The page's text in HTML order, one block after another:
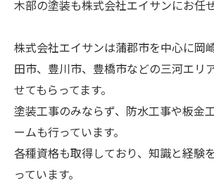
木部の塗装も株式会社エイサンにお任
株式会社エイサンは蒲郡市を中心に岡
田市、豊川市、豊橋市などの三河エリ
せてもらってます。
塗装工事のみならず、防水工事や板金
ームも行っています。
各種資格も取得しており、知識と経験
っています。